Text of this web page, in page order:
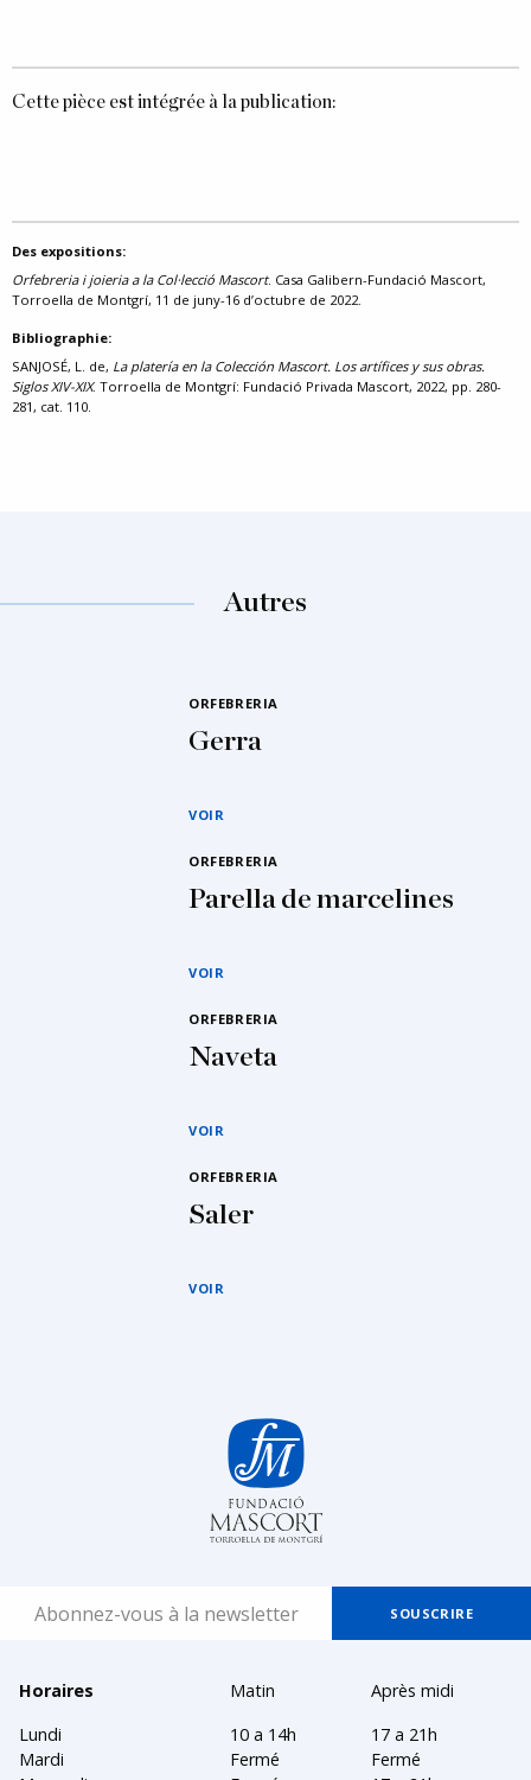
Cette pièce est intégrée à la publication:
Des expositions:
Orfebreria i joieria a la Col·lecció Mascort. Casa Galibern-Fundació Mascort,
Torroella de Montgrí, 11 de juny-16 d’octubre de 2022.
Bibliographie:
SANJOSÉ, L. de, La platería en la Colección Mascort. Los artífices y sus obras.
Siglos XIV-XIX. Torroella de Montgrí: Fundació Privada Mascort, 2022, pp. 280-
281, cat. 110.
Autres
ORFEBRERIA
Gerra
VOIR
ORFEBRERIA
Parella de marcelines
VOIR
ORFEBRERIA
Naveta
VOIR
ORFEBRERIA
Saler
VOIR
Horaires Matin
Après midi
Lundi
10 a 14h
17 a 21h
Mardi
Fermé
Fermé